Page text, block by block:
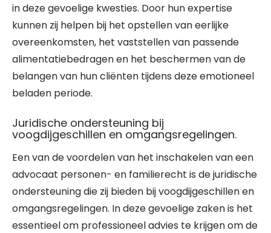
in deze gevoelige kwesties. Door hun expertise
kunnen zij helpen bij het opstellen van eerlijke
overeenkomsten, het vaststellen van passende
alimentatiebedragen en het beschermen van de
belangen van hun cliënten tijdens deze emotioneel
beladen periode.
Juridische ondersteuning bij
voogdijgeschillen en omgangsregelingen.
Een van de voordelen van het inschakelen van een
advocaat personen- en familierecht is de juridische
ondersteuning die zij bieden bij voogdijgeschillen en
omgangsregelingen. In deze gevoelige zaken is het
essentieel om professioneel advies te krijgen om de